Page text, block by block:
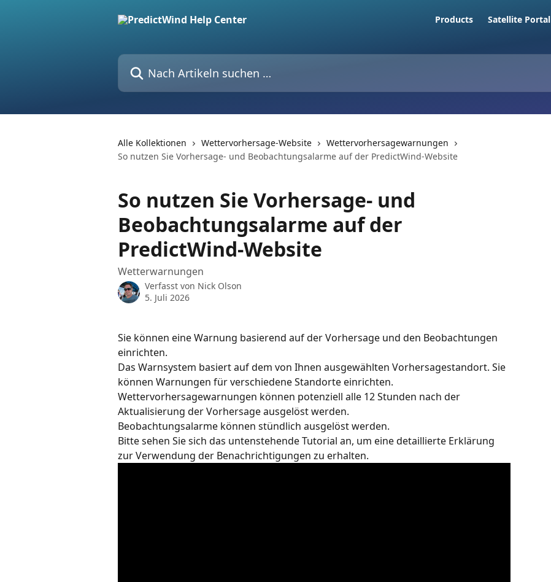
Products Satellite Portal
Nach Artikeln suchen …
Alle Kollektionen Wettervorhersage-Website
Wettervorhersagewarnungen
So nutzen Sie Vorhersage- und Beobachtungsalarme auf der PredictWind-Website
So nutzen Sie Vorhersage- und
Beobachtungsalarme auf der
PredictWind-Website
Wetterwarnungen
Verfasst von Nick Olson
5. Juli 2026
Sie können eine Warnung basierend auf der Vorhersage und den Beobachtungen
einrichten.
Das Warnsystem basiert auf dem von Ihnen ausgewählten Vorhersagestandort. Sie
können Warnungen für verschiedene Standorte einrichten.
Wettervorhersagewarnungen können potenziell alle 12 Stunden nach der
Aktualisierung der Vorhersage ausgelöst werden.
Beobachtungsalarme können stündlich ausgelöst werden.
Bitte sehen Sie sich das untenstehende Tutorial an, um eine detaillierte Erklärung
zur Verwendung der Benachrichtigungen zu erhalten.